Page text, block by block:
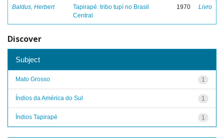
Baldus, Herbert
Tapirapé: tribo tupí no Brasil
Central
1970 Livro
Discover
Subject
1
Mato Grosso
1
Índios da América do Sul
1
Índios Tapirapé